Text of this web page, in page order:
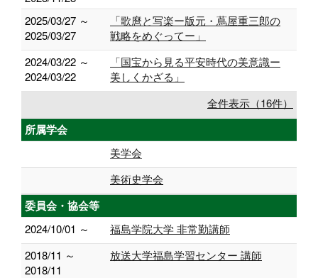
2025/03/27 ～
2025/03/27
「歌麿と写楽ー版元・蔦屋重三郎の
戦略をめぐってー」
2024/03/22 ～
2024/03/22
「国宝から見る平安時代の美意識ー
美しくかざる」
全件表示（16件）
所属学会
美学会
美術史学会
委員会・協会等
2024/10/01 ～
福島学院大学 非常勤講師
2018/11 ～
2018/11
放送大学福島学習センター 講師